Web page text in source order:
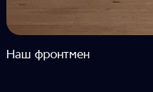
Наш фронтмен